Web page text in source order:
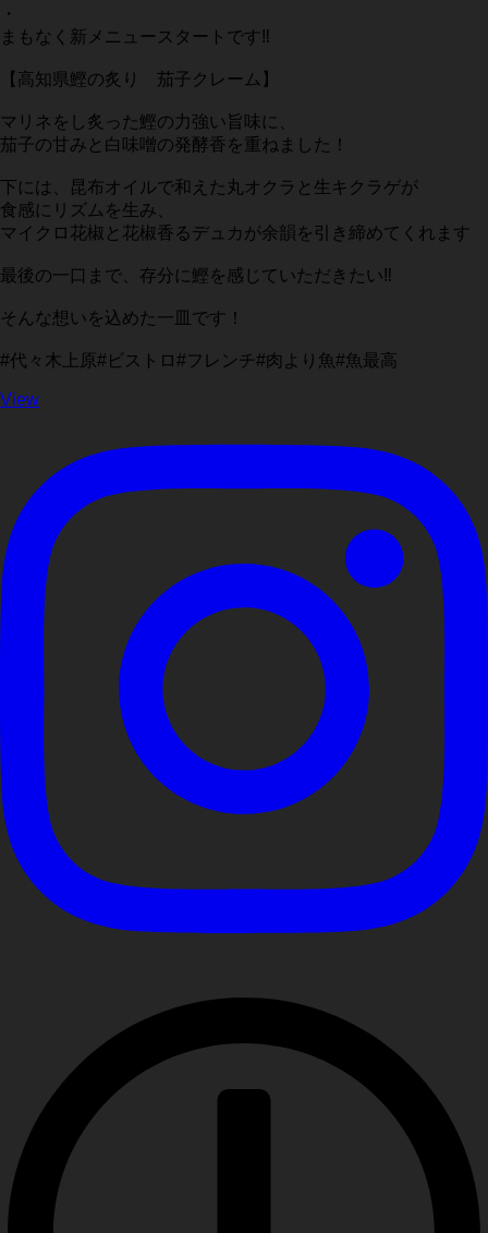
・
まもなく新メニュースタートです‼️
【高知県鰹の炙り 茄子クレーム】
マリネをし炙った鰹の力強い旨味に、
茄子の甘みと白味噌の発酵香を重ねました！
下には、昆布オイルで和えた丸オクラと生キクラゲが
食感にリズムを生み、
マイクロ花椒と花椒香るデュカが余韻を引き締めてくれます
最後の一口まで、存分に鰹を感じていただきたい‼️
そんな想いを込めた一皿です！
#代々木上原#ビストロ#フレンチ#肉より魚#魚最高
View